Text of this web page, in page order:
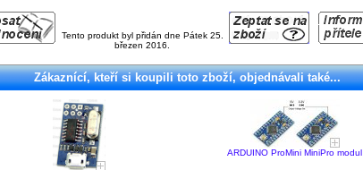
Tento produkt byl přidán dne Pátek 25.
březen 2016.
Zákaznící, kteří si koupili toto zboží, objednávali také...
ARDUINO ProMini MiniPro modul